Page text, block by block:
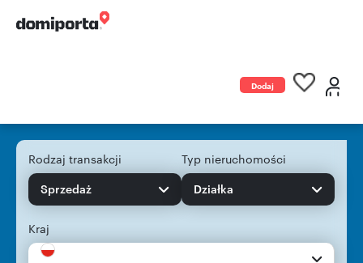
Dodaj
Rodzaj transakcji
Sprzedaż
Typ nieruchomości
Działka
Kraj